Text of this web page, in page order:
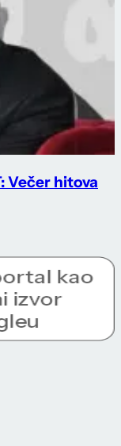
Večer hitova